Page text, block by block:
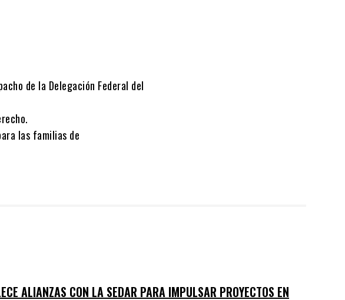
de la Delegación Federal del
las familias de
ALIANZAS CON LA SEDAR PARA IMPULSAR PROYECTOS EN